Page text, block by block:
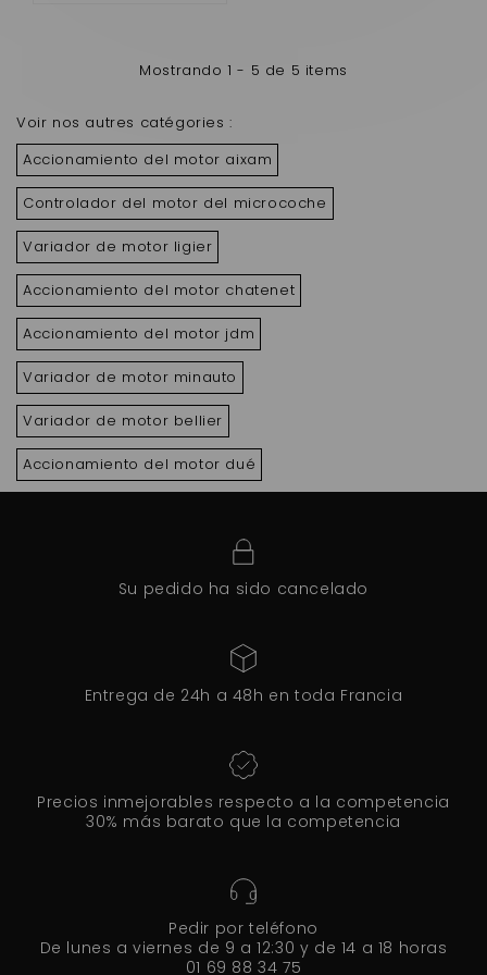
Mostrando 1 - 5 de 5 items
Voir nos autres catégories :
Accionamiento del motor aixam
Controlador del motor del microcoche
Variador de motor ligier
Accionamiento del motor chatenet
Accionamiento del motor jdm
Variador de motor minauto
Variador de motor bellier
Accionamiento del motor dué
Su pedido ha sido cancelado
Entrega de 24h a 48h en toda Francia
Precios inmejorables respecto a la competencia
30% más barato que la competencia
Pedir por teléfono
De lunes a viernes de 9 a 12:30 y de 14 a 18 horas
01 69 88 34 75